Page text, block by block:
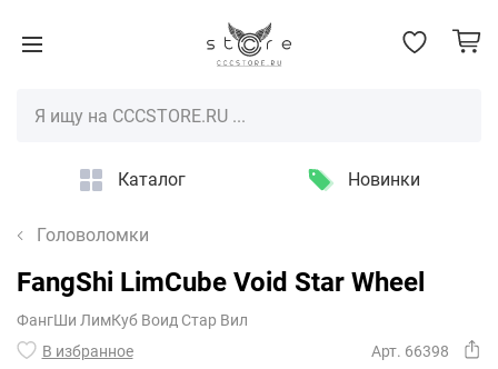
Каталог Новинки
Головоломки
FangShi LimCube Void Star Wheel
ФангШи ЛимКуб Воид Стар Вил
В избранное
Арт. 66398